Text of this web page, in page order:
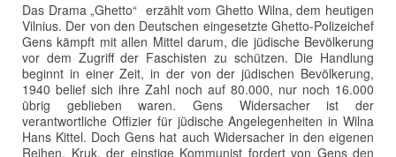
Das Drama „Ghetto“ erzählt vom Ghetto Wilna, dem heutigen
Vilnius. Der von den Deutschen eingesetzte Ghetto-Polizeichef
Gens kämpft mit allen Mittel darum, die jüdische Bevölkerung
vor dem Zugriff der Faschisten zu schützen. Die Handlung
beginnt in einer Zeit, in der von der jüdischen Bevölkerung,
1940 belief sich ihre Zahl noch auf 80.000, nur noch 16.000
übrig geblieben waren. Gens Widersacher ist der
verantwortliche Offizier für jüdische Angelegenheiten in Wilna
Hans Kittel. Doch Gens hat auch Widersacher in den eigenen
Reihen. Kruk, der einstige Kommunist fordert von Gens den